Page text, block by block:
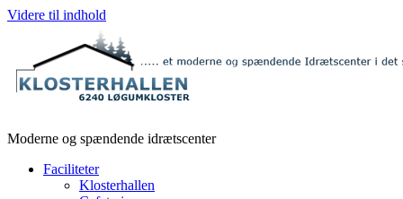
Videre til indhold
Moderne og spændende idrætscenter
Faciliteter
Klosterhallen